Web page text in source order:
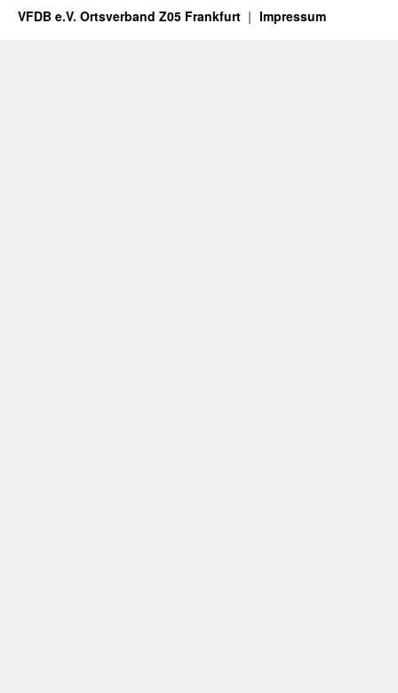
VFDB e.V. Ortsverband Z05 Frankfurt Impressum